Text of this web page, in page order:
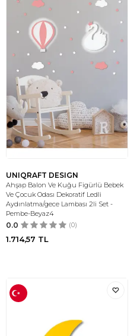
UNIQRAFT DESIGN
Ahşap Balon Ve Kuğu Figürlü Bebek
Ve Çocuk Odası Dekoratif Ledli
Aydınlatma/gece Lambası 2li Set -
Pembe-Beyaz4
0.0 (0)
1.714,57 TL